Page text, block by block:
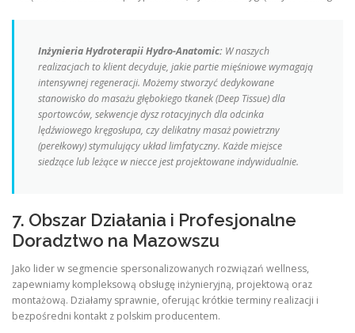
Inżynieria Hydroterapii Hydro-Anatomic: W naszych
realizacjach to klient decyduje, jakie partie mięśniowe wymagają
intensywnej regeneracji. Możemy stworzyć dedykowane
stanowisko do masażu głębokiego tkanek (Deep Tissue) dla
sportowców, sekwencje dysz rotacyjnych dla odcinka
lędźwiowego kręgosłupa, czy delikatny masaż powietrzny
(perełkowy) stymulujący układ limfatyczny. Każde miejsce
siedzące lub leżące w niecce jest projektowane indywidualnie.
7. Obszar Działania i Profesjonalne
Doradztwo na Mazowszu
Jako lider w segmencie spersonalizowanych rozwiązań wellness,
zapewniamy kompleksową obsługę inżynieryjną, projektową oraz
montażową. Działamy sprawnie, oferując krótkie terminy realizacji i
bezpośredni kontakt z polskim producentem.